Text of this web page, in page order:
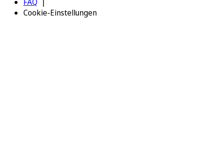
Cookie-Einstellungen